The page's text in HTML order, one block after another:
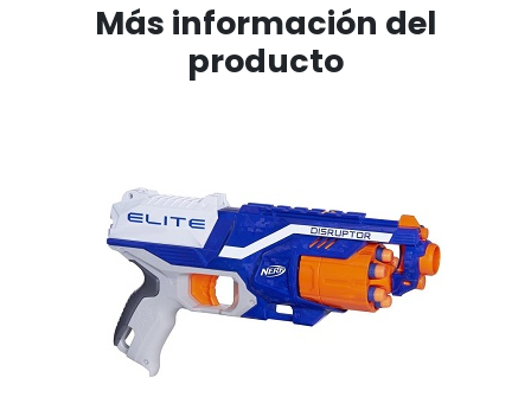
Más información del
producto